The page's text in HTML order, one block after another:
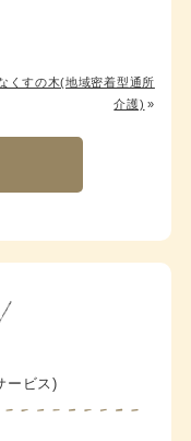
くすの木(地域密着型通所
介護) »
ービス)